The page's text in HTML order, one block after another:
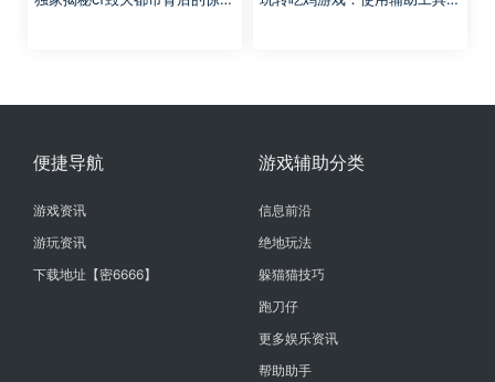
便捷导航
游戏资讯
游玩资讯
下载地址【密6666】
游戏辅助分类
信息前沿
绝地玩法
躲猫猫技巧
跑刀仔
更多娱乐资讯
帮助助手